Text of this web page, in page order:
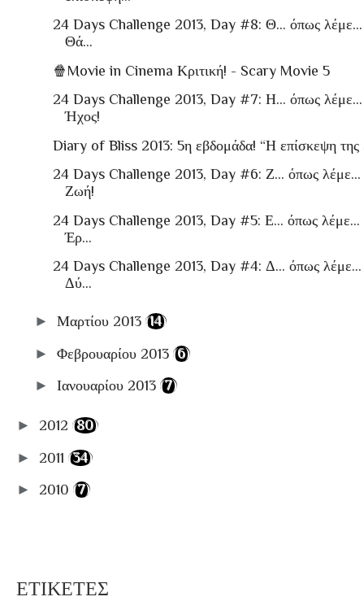
24 Days Challenge 2013, Day #8: Θ… όπως λέμε...
Θά...
🍿Movie in Cinema Κριτική! - Scary Movie 5
24 Days Challenge 2013, Day #7: Η… όπως λέμε...
Ήχος!
Diary of Bliss 2013: 5η εβδομάδα! “Η επίσκεψη της
24 Days Challenge 2013, Day #6: Ζ… όπως λέμε...
Ζωή!
24 Days Challenge 2013, Day #5: Ε… όπως λέμε...
Έρ...
24 Days Challenge 2013, Day #4: Δ… όπως λέμε...
Δύ...
► Μαρτίου 2013 (14)
► Φεβρουαρίου 2013 (6)
► Ιανουαρίου 2013 (7)
► 2012 (80)
► 2011 (34)
► 2010 (7)
ΕΤΙΚΕΤΕΣ